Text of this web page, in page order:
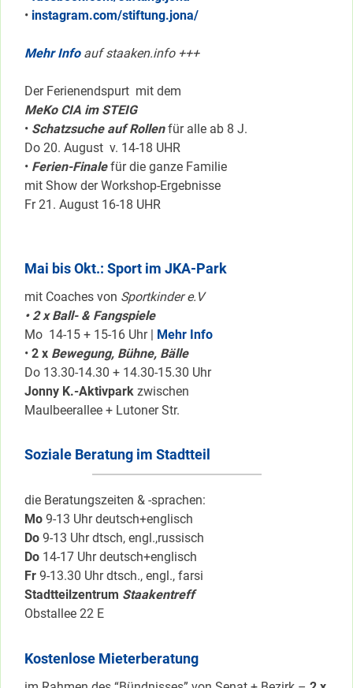
• instagram.com/stiftung.jona/
Mehr Infoauf staaken.info +++
Der Ferienendspurt mit dem
MeKo CIA im STEIG
• Schatzsuche auf Rollenfür alle ab 8 J.
Do 20. August v. 14-18 UHR
• Ferien-Finalefür die ganze Familie
mit Show der Workshop-Ergebnisse
Fr 21. August 16-18 UHR
Mai bis Okt.: Sport im JKA-Park
mit Coaches von Sportkinder e.V
• 2 x Ball- & Fangspiele
Mo 14-15 + 15-16 Uhr | Mehr Info
• 2 x Bewegung, Bühne, Bälle
Do 13.30-14.30 + 14.30-15.30 Uhr
Jonny K.-Aktivpark zwischen
Maulbeerallee + Lutoner Str.
Soziale Beratung im Stadtteil
die Beratungszeiten & -sprachen:
Mo 9-13 Uhr deutsch+englisch
Do 9-13 Uhr dtsch, engl.,russisch
Do 14-17 Uhr deutsch+englisch
Fr 9-13.30 Uhr dtsch., engl., farsi
Stadtteilzentrum Staakentreff
Obstallee 22 E
Kostenlose Mieterberatung